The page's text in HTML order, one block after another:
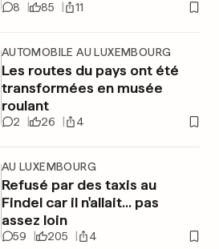
8 85 11
AUTOMOBILE AU LUXEMBOURG
Les routes du pays ont été
transformées en musée
roulant
2 26 4
AU LUXEMBOURG
Refusé par des taxis au
Findel car il n'allait... pas
assez loin
59 205 4